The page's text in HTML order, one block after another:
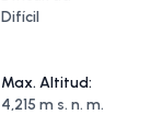
Difícil
Max. Altitud:
4,215 m s. n. m.